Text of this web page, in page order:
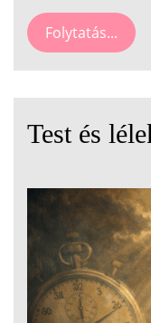
Folytatás...
Test és